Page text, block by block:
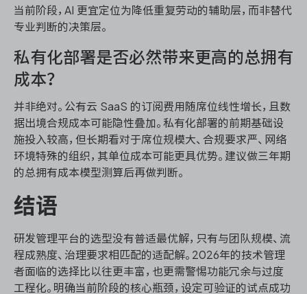
当前阶段，AI 更宜定位为降低重复劳动的辅助层，而非替代
专业判断的决策层。
私有化部署是否必然带来更高的总拥有
成本？
并非绝对。公有云 SaaS 的订阅费用随席位线性增长，且数
据出境合规成本可能隐性叠加。私有化部署的前期基础设
施投入较高，但长期看对于席位规模大、合规要求严、网络
环境特殊的组织，其单位成本可能更具优势。建议做三年期
的总拥有成本模型测算后再做判断。
结语
研发管理平台的选型没有普适最优解，只有与团队规模、流
程成熟度、治理要求相匹配的适配解。2026年的技术管理
者面临的选择比以往更丰富，也更需警惕功能冗余与过度
工程化。明确当前阶段的核心瓶颈，设定可验证的试点成功